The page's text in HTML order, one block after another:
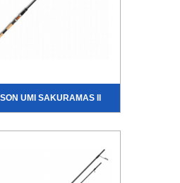
UMI SAKURAMAS II